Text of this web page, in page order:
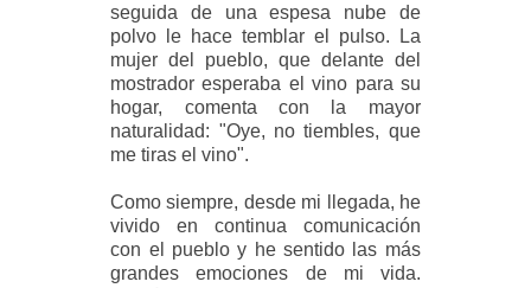
seguida de una espesa nube de
polvo le hace temblar el pulso. La
mujer del pueblo, que delante del
mostrador esperaba el vino para su
hogar, comenta con la mayor
naturalidad: "Oye, no tiembles, que
me tiras el vino".
Como siempre, desde mi llegada, he
vivido en continua comunicación
con el pueblo y he sentido las más
grandes emociones de mi vida.